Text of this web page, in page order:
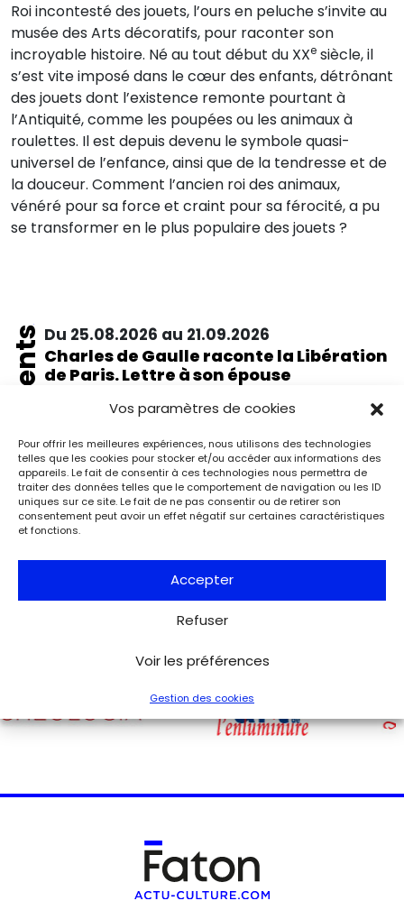
Vos paramètres de cookies
Pour offrir les meilleures expériences, nous utilisons des technologies
telles que les cookies pour stocker et/ou accéder aux informations des
appareils. Le fait de consentir à ces technologies nous permettra de
traiter des données telles que le comportement de navigation ou les ID
uniques sur ce site. Le fait de ne pas consentir ou de retirer son
consentement peut avoir un effet négatif sur certaines caractéristiques
et fonctions.
Accepter
Refuser
Voir les préférences
Gestion des cookies
Roi incontesté des jouets, l’ours en peluche s’invite au
musée des Arts décoratifs, pour raconter son
incroyable histoire. Né au tout début du XXe siècle, il
s’est vite imposé dans le cœur des enfants, détrônant
des jouets dont l’existence remonte pourtant à
l’Antiquité, comme les poupées ou les animaux à
roulettes. Il est depuis devenu le symbole quasi-
universel de l’enfance, ainsi que de la tendresse et de
la douceur. Comment l’ancien roi des animaux,
vénéré pour sa force et craint pour sa férocité, a pu
se transformer en le plus populaire des jouets ?
ÉvénementsDu 25.08.2026 au 21.09.2026
Charles de Gaulle raconte la Libération
de Paris. Lettre à son épouse
Musée de la Libération de Paris – musée du général
À l’occasion de l’anniversaire de la Libération de Paris, le
musée de la Libération de Paris – musée du général
Leclerc – musée Jean Moulin expose la lettre du 27 août
1944 de Charles de Gaulle à son épouse Yvonne, lui narrant
les événements de la Libération de Paris.